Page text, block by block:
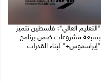
"التعليم العالي": فلسطين تتميز
بسبعة مشروعات ضمن برنامج
"إيراسموس+" لبناء القدرات